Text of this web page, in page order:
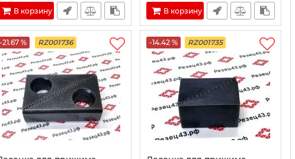
В корзину В корзину
-21.67 % RZ001736 -14.42 % RZ001735